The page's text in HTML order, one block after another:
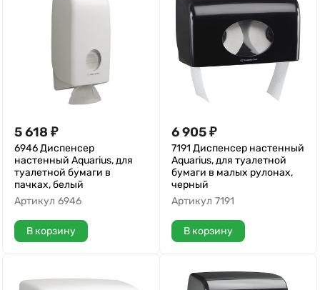
5 618 ₽
6946 Диспенсер
настенный Aquarius, для
туалетной бумаги в
пачках, белый
Артикул 6946
В корзину
6 905₽
7191 Диспенсер настенный
Aquarius, для туалетной
бумаги в малых рулонах,
черный
Артикул 7191
В корзину